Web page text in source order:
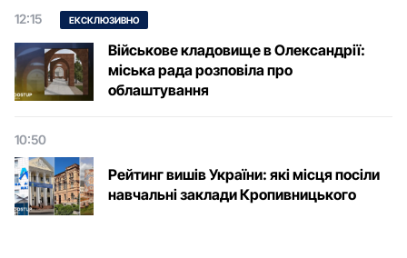
12:15 ЕКСКЛЮЗИВНО
Військове кладовище в Олександрії:
міська рада розповіла про
облаштування
10:50
Рейтинг вишів України: які місця посіли
навчальні заклади Кропивницького